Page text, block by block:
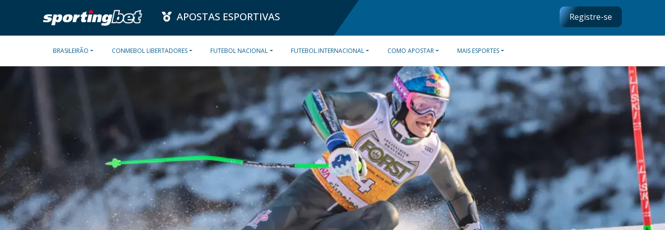
APOSTAS ESPORTIVAS Registre-se
BRASILEIRÃO CONMEBOL LIBERTADORES FUTEBOL NACIONAL FUTEBOL INTERNACIONAL COMO APOSTAR MAIS ESPORTES